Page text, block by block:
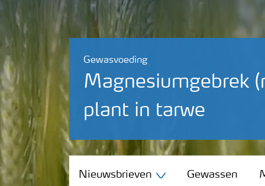
Gewasvoeding
Magnesiumgebrek
plant in tarwe
Nieuwsbrieven
Nieuwsbrieven Gewassen